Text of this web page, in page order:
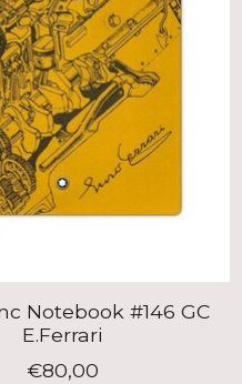
Notebook #146 GC
E.Ferrari
€80,00